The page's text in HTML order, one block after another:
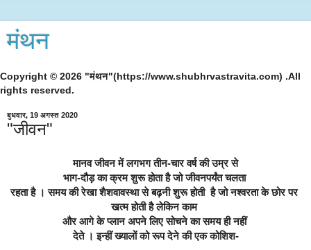
मंथन
Copyright © 2026 "मंथन"(https://www.shubhrvastravita.com) .All
rights reserved.
बुधवार, 19 अगस्त 2020
"जीवन"
मानव जीवन में लगभग तीन-चार वर्ष की उम्र से
भाग-दौड़ का क्रम शुरू होता है जो जीवनपर्यंत चलता
रहता है । समय की रेखा शैशवावस्था से बढ़नी शुरू होती  है जो नश्वरता के छोर पर
खत्म होती है लेकिन काम
और आगे के प्लान अपने लिए सोचने का समय ही नहीं
देते । इन्हीं ख्यालों को रूप देने की एक कोशिश-